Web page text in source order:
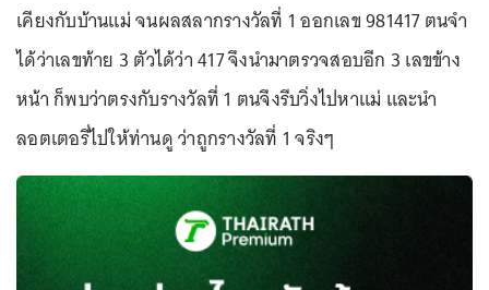
เคียงกับบ้านแม่ จนผลสลากรางวัลที่ 1 ออกเลข 981417 ตนจำ
ได้ว่าเลขท้าย 3 ตัวได้ว่า 417 จึงนำมาตรวจสอบอีก 3 เลขข้าง
หน้า ก็พบว่าตรงกับรางวัลที่ 1 ตนจึงรีบวิ่งไปหาแม่ และนำ
ลอตเตอรี่ไปให้ท่านดู ว่าถูกรางวัลที่ 1 จริงๆ